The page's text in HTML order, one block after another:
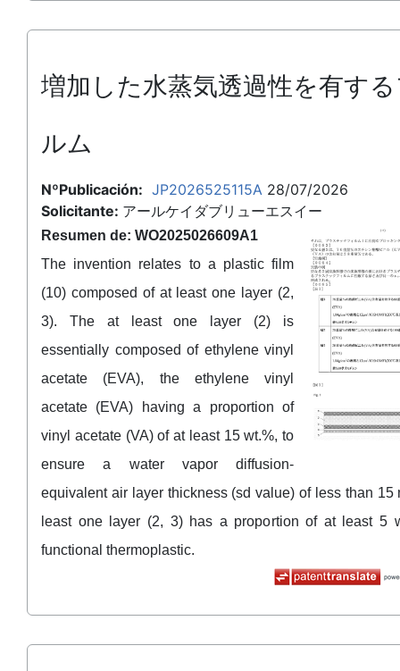
増加した水蒸気透過性を有す
ルム
NºPublicación: JP2026525115A 28/07/2026
Solicitante: アールケイダブリューエスイー
Resumen de: WO2025026609A1
The invention relates to a plastic film
(10) composed of at least one layer (2,
3). The at least one layer (2) is
essentially composed of ethylene vinyl
acetate (EVA), the ethylene vinyl
acetate (EVA) having a proportion of
vinyl acetate (VA) of at least 15 wt.%, to
ensure a water vapor diffusion-
equivalent air layer thickness (sd value) of less than 15
least one layer (2, 3) has a proportion of at least 5
functional thermoplastic.